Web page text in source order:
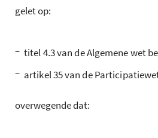
gelet op:
– titel 4.3 van de Algemene wet
– artikel 35 van de
overwegende dat: